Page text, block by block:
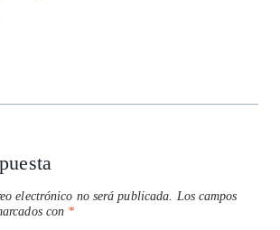
electrónico no será publicada.
Los campos
con *